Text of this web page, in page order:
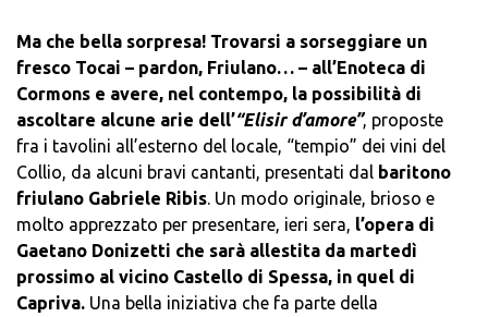
Ma che bella sorpresa! Trovarsi a sorseggiare un
fresco Tocai – pardon, Friulano… – all’Enoteca di
Cormons e avere, nel contempo, la possibilità di
ascoltare alcune arie dell’“Elisir d’amore”, proposte
fra i tavolini all’esterno del locale, “tempio” dei vini del
Collio, da alcuni bravi cantanti, presentati dal baritono
friulano Gabriele Ribis. Un modo originale, brioso e
molto apprezzato per presentare, ieri sera, l’opera di
Gaetano Donizetti che sarà allestita da martedì
prossimo al vicino Castello di Spessa, in quel di
Capriva. Una bella iniziativa che fa parte della